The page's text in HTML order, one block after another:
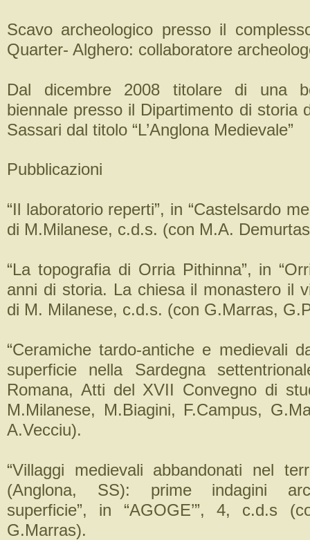
Scavo archeologico presso il
Quarter- Alghero: collaboratore
Dal dicembre 2008 titolare di una
biennale presso il Dipartimento di storia
Sassari dal titolo “L’Anglona Medievale”
Pubblicazioni
“Il laboratorio reperti”, in “Castelsardo
di M.Milanese, c.d.s. (con M.A.
“La topografia di Orria Pithinna”, in
anni di storia. La chiesa il monastero il
di M. Milanese, c.d.s. (con G.Marras,
“Ceramiche tardo-antiche e medievali
superficie nella Sardegna
Romana, Atti del XVII Convegno di
M.Milanese, M.Biagini, F.Campus,
A.Vecciu).
“Villaggi medievali abbandonati nel
(Anglona, SS): prime indagini
superficie”, in “AGOGE’”, 4, c.d.s
G.Marras).